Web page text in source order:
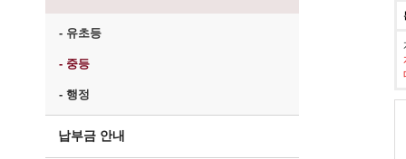
- 유초등
- 중등
- 행정
납부금 안내